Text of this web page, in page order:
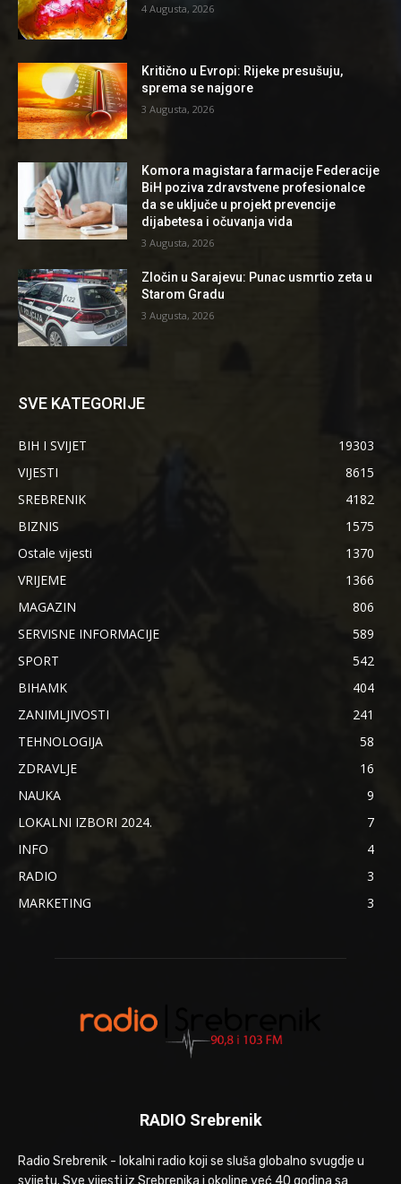
4 Augusta, 2026
Kritično u Evropi: Rijeke presušuju,
sprema se najgore
3 Augusta, 2026
Komora magistara farmacije Federacije
BiH poziva zdravstvene profesionalce
da se uključe u projekt prevencije
dijabetesa i očuvanja vida
3 Augusta, 2026
Zločin u Sarajevu: Punac usmrtio zeta u
Starom Gradu
3 Augusta, 2026
SVE KATEGORIJE
BIH I SVIJET
19303
VIJESTI
8615
SREBRENIK
4182
BIZNIS
1575
Ostale vijesti
1370
VRIJEME
1366
MAGAZIN
806
SERVISNE INFORMACIJE
589
SPORT
542
BIHAMK
404
ZANIMLJIVOSTI
241
TEHNOLOGIJA
58
ZDRAVLJE
16
NAUKA
9
LOKALNI IZBORI 2024.
7
INFO
4
RADIO
3
MARKETING
3
RADIO Srebrenik
Radio Srebrenik - lokalni radio koji se sluša globalno svugdje u